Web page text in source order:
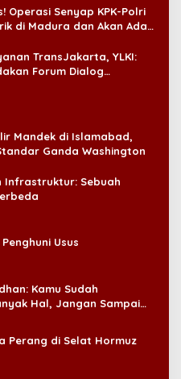
Operasi Senyap KPK-Polri
di Madura dan Akan Ada
TransJakarta, YLKI:
Forum Dialog
Mandek di Islamabad,
Ganda Washington
Infrastruktur: Sebuah
Usus
Kamu Sudah
Hal, Jangan Sampai
Perang di Selat Hormuz